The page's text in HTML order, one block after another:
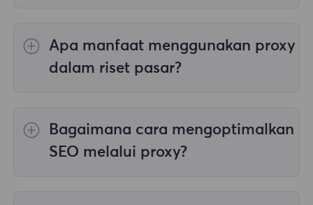
Apa manfaat menggunakan proxy
dalam riset pasar?
wilayah untuk analisis pesaing, memastikan
data yang komprehensif dan akurat.
Bagaimana cara mengoptimalkan
SEO melalui proxy?